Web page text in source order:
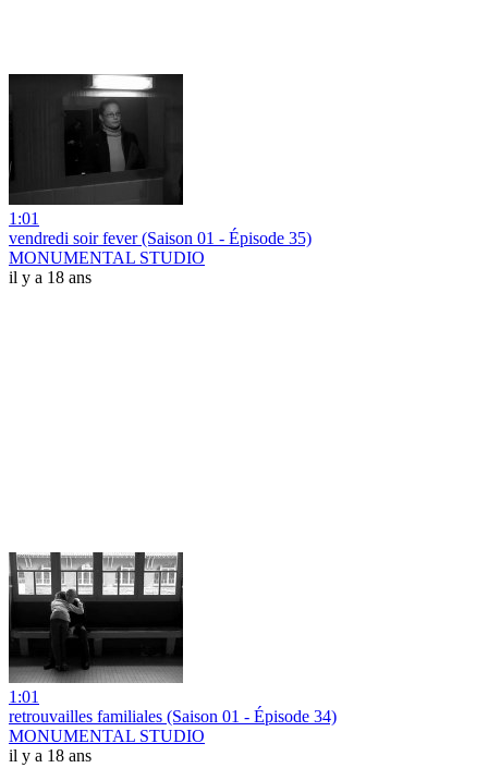
1:01
vendredi soir fever (Saison 01 - Épisode 35)
MONUMENTAL STUDIO
il y a 18 ans
1:01
retrouvailles familiales (Saison 01 - Épisode 34)
MONUMENTAL STUDIO
il y a 18 ans